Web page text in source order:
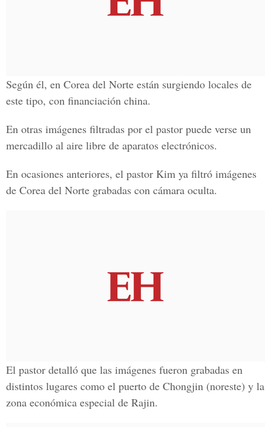
Según él, en Corea del Norte están surgiendo locales de
este tipo, con financiación china.
En otras imágenes filtradas por el pastor puede verse un
mercadillo al aire libre de aparatos electrónicos.
En ocasiones anteriores, el pastor Kim ya filtró imágenes
de Corea del Norte grabadas con cámara oculta.
El pastor detalló que las imágenes fueron grabadas en
distintos lugares como el puerto de Chongjin (noreste) y la
zona económica especial de Rajin.